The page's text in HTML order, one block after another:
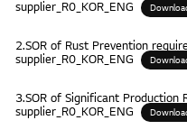
supplier_R0_KOR_ENG
2.SOR of Rust Prevention
supplier_R0_KOR_ENG
3.SOR of Significant Production
supplier_R0_KOR_ENG